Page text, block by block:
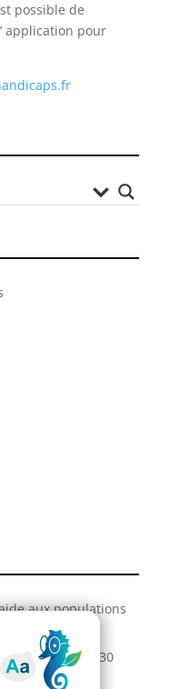
possible de
application pour
aux populations
les 28, 29 et 30